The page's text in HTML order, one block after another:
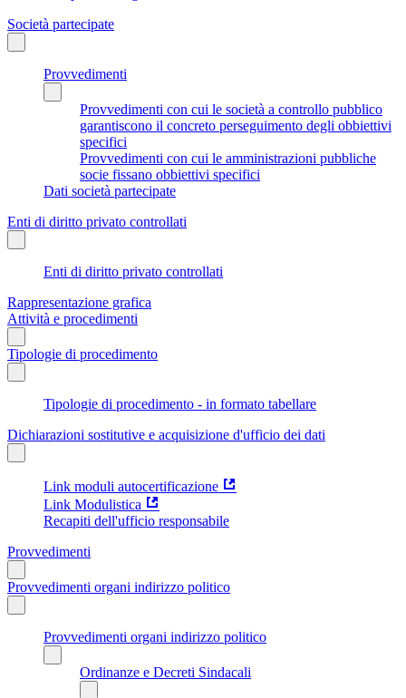
Società partecipate
Provvedimenti
Provvedimenti con cui le società a controllo pubblico
garantiscono il concreto perseguimento degli obbiettivi
specifici
Provvedimenti con cui le amministrazioni pubbliche
socie fissano obbiettivi specifici
Dati società partecipate
Enti di diritto privato controllati
Enti di diritto privato controllati
Rappresentazione grafica
Attività e procedimenti
Tipologie di procedimento
Tipologie di procedimento - in formato tabellare
Dichiarazioni sostitutive e acquisizione d'ufficio dei dati
Link moduli autocertificazione
Link Modulistica
Recapiti dell'ufficio responsabile
Provvedimenti
Provvedimenti organi indirizzo politico
Provvedimenti organi indirizzo politico
Ordinanze e Decreti Sindacali